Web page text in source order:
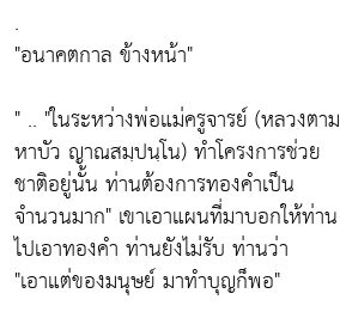
.
"อนาคตกาล ข้างหน้า"
" .. "ในระหว่างพ่อแม่ครูจารย์ (หลวงตาม
หาบัว ญาณสมฺปนฺโน) ทำโครงการช่วย
ชาติอยู่นั้น ท่านต้องการทองคำเป็น
จำนวนมาก" เขาเอาแผนที่มาบอกให้ท่าน
ไปเอาทองคำ ท่านยังไม่รับ ท่านว่า
"เอาแต่ของมนุษย์ มาทำบุญก็พอ"